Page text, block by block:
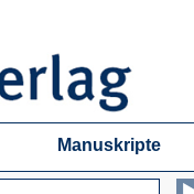
Manuskripte